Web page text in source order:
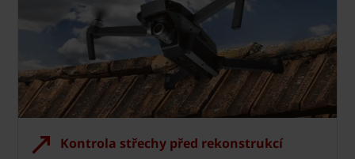
Kontrola střechy před rekonstrukcí